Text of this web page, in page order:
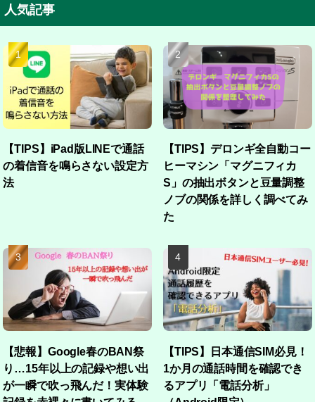
人気記事
【TIPS】iPad版LINEで通話
の着信音を鳴らさない設定方
法
【TIPS】デロンギ全自動コー
ヒーマシン「マグニフィカ
S」の抽出ボタンと豆量調整
ノブの関係を詳しく調べてみ
た
【悲報】Google春のBAN祭
り…15年以上の記録や想い出
が一瞬で吹っ飛んだ！実体験
【TIPS】日本通信SIM必見！
1か月の通話時間を確認でき
るアプリ「電話分析」